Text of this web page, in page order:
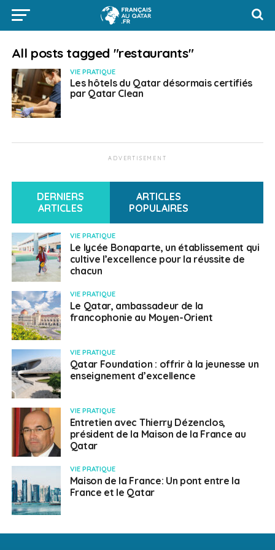
All posts tagged "restaurants"
VIE PRATIQUE
Les hôtels du Qatar désormais certifiés
par Qatar Clean
ADVERTISEMENT
DERNIERS
ARTICLES
ARTICLES
POPULAIRES
VIE PRATIQUE
Le lycée Bonaparte, un établissement qui
cultive l’excellence pour la réussite de
chacun
VIE PRATIQUE
Le Qatar, ambassadeur de la
francophonie au Moyen-Orient
VIE PRATIQUE
Qatar Foundation : offrir à la jeunesse un
enseignement d’excellence
VIE PRATIQUE
Entretien avec Thierry Dézenclos,
président de la Maison de la France au
Qatar
VIE PRATIQUE
Maison de la France: Un pont entre la
France et le Qatar